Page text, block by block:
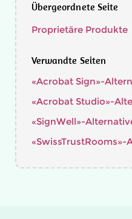
Übergeordnete Seite
Proprietäre Produkte
Verwandte Seiten
«Acrobat Sign»-
«Acrobat Studio»-
«SignWell»-
«SwissTrustRooms»-